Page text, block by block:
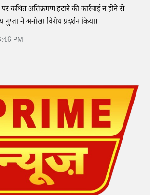
कथित अतिक्रमण हटाने की कार्रवाई न होने से
ने अनोखा विरोध प्रदर्शन किया।
PM